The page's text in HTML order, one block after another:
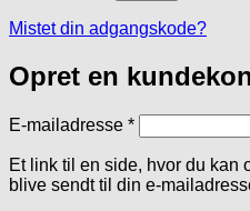
Mistet din adgangskode?
Opret en
E-mailadresse *Påkrævet
Et link til en side, hvor du kan
blive sendt til din e-